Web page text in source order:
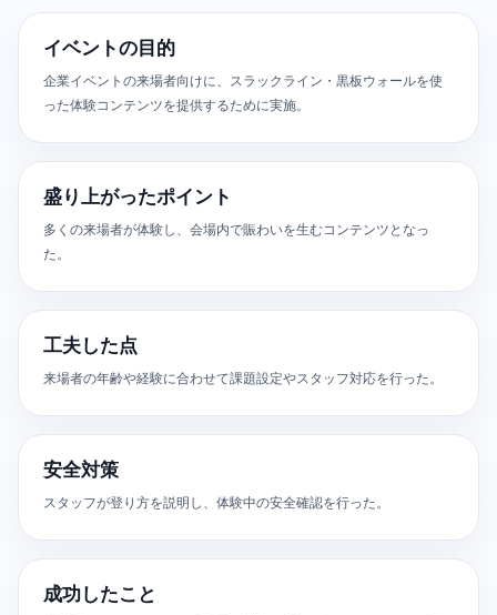
イベントの目的
企業イベントの来場者向けに、スラックライン・黒板ウォールを使
った体験コンテンツを提供するために実施。
盛り上がったポイント
多くの来場者が体験し、会場内で賑わいを生むコンテンツとなっ
た。
工夫した点
来場者の年齢や経験に合わせて課題設定やスタッフ対応を行った。
安全対策
スタッフが登り方を説明し、体験中の安全確認を行った。
成功したこと